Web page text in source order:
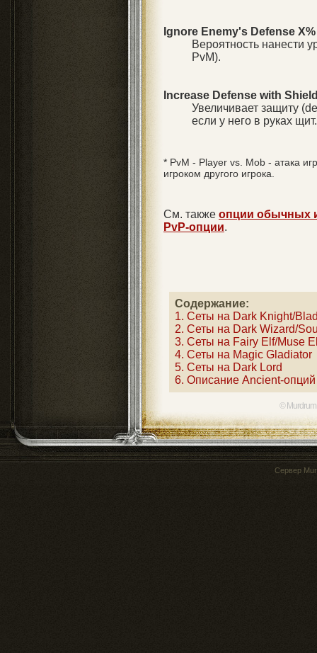
Ignore Enemy's Defense X%
Вероятность нанести
PvM).
Increase Defense with
Увеличивает защиту
если у него в руках щит.
* PvM - Player vs. Mob - атака
игроком другого игрока.
См. также опции обычных
PvP-опции.
Содержание:
1. Сеты на Dark Knight/
2. Сеты на Dark Wizard/
3. Сеты на Fairy Elf/Muse
4. Сеты на Magic Gladiator
5. Сеты на Dark Lord
6. Описание Ancient-опций
©
Сервер